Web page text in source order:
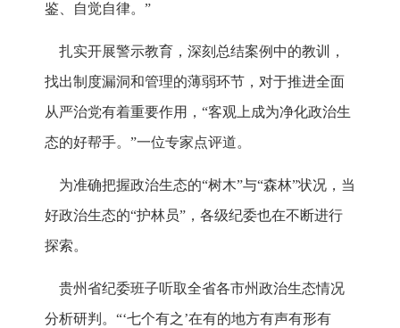
鉴、自觉自律。”
扎实开展警示教育，深刻总结案例中的教训，
找出制度漏洞和管理的薄弱环节，对于推进全面
从严治党有着重要作用，“客观上成为净化政治生
态的好帮手。”一位专家点评道。
为准确把握政治生态的“树木”与“森林”状况，当
好政治生态的“护林员”，各级纪委也在不断进行
探索。
贵州省纪委班子听取全省各市州政治生态情况
分析研判。“‘七个有之’在有的地方有声有形有